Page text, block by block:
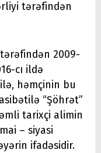
tərəfindən
2009-
cı ildə
həmçinin bu
“Şöhrət”
tarixçi alimin
– siyasi
ifadəsidir.